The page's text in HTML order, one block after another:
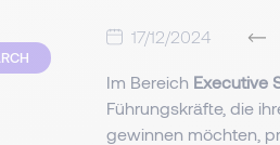
17/12/2024
Im Bereich Executive
Führungskräfte, die
gewinnen möchten,